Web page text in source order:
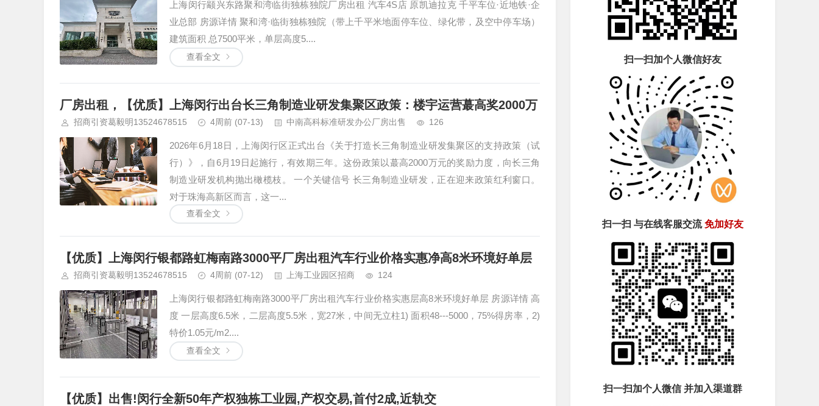
上海闵行颛兴东路聚和湾临街独栋独院厂房出租 汽车4S店 原凯迪拉克 千平车位·近地铁·企
业总部 房源详情 聚和湾·临街独栋独院（带上千平米地面停车位、绿化带，及空中停车场）
建筑面积 总7500平米，单层高度5....
查看全文
厂房出租，【优质】上海闵行出台长三角制造业研发集聚区政策：楼宇运营蕞高奖2000万
招商引资葛毅明13524678515 4周前 (07-13) 中南高科标准研发办公厂房出售 126
2026年6月18日，上海闵行区正式出台《关于打造长三角制造业研发集聚区的支持政策（试
行）》，自6月19日起施行，有效期三年。这份政策以蕞高2000万元的奖励力度，向长三角
制造业研发机构抛出橄榄枝。 一个关键信号 长三角制造业研发，正在迎来政策红利窗口。
对于珠海高新区而言，这一...
查看全文
【优质】上海闵行银都路虹梅南路3000平厂房出租汽车行业价格实惠净高8米环境好单层
招商引资葛毅明13524678515 4周前 (07-12) 上海工业园区招商 124
上海闵行银都路虹梅南路3000平厂房出租汽车行业价格实惠层高8米环境好单层 房源详情 高
度 一层高度6.5米，二层高度5.5米，宽27米，中间无立柱1) 面积48---5000，75%得房率，2)
特价1.05元/m2....
查看全文
【优质】出售!闵行全新50年产权独栋工业园,产权交易,首付2成,近轨交
扫一扫加个人微信好友
扫一扫 与在线客服交流免加好友
扫一扫加个人微信 并加入渠道群